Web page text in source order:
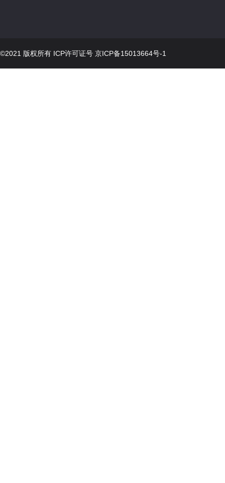
©2021 版权所有 ICP许可证号 京ICP备15013664号-1